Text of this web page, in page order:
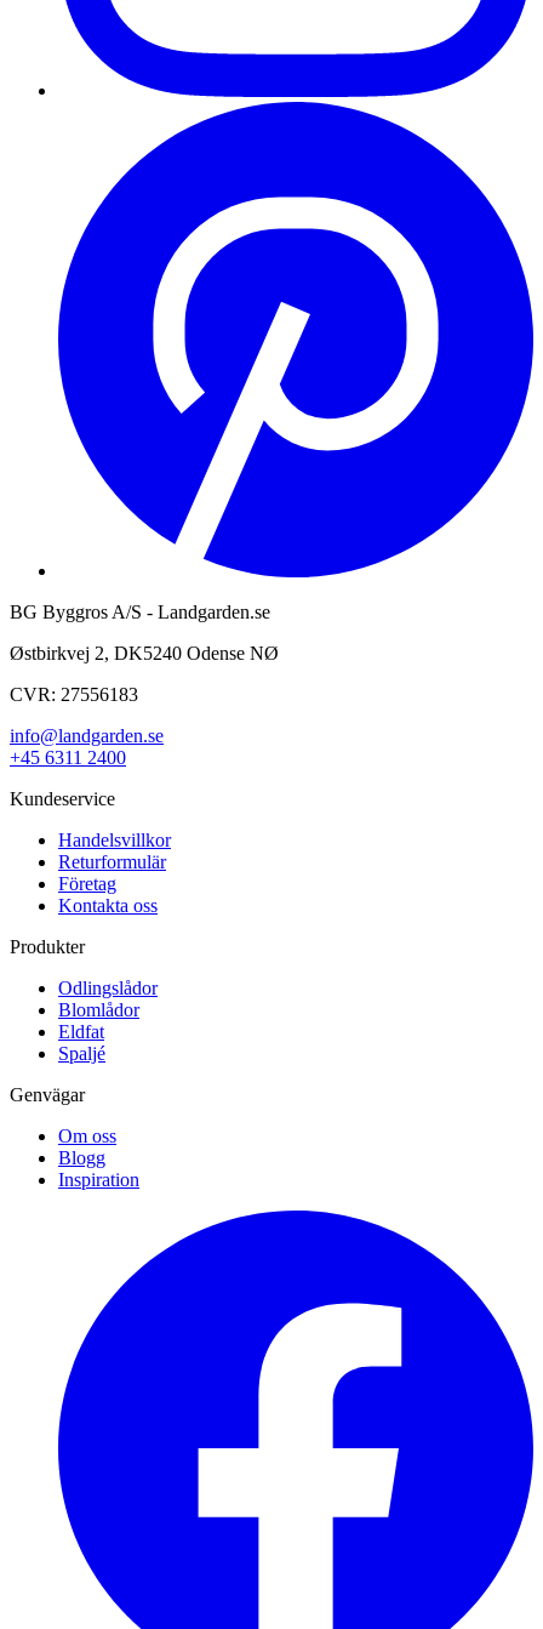
BG Byggros A/S - Landgarden.se
Østbirkvej 2, DK5240 Odense NØ
CVR: 27556183
info@landgarden.se
+45 6311 2400
Kundeservice
Handelsvillkor
Returformulär
Företag
Kontakta oss
Produkter
Odlingslådor
Blomlådor
Eldfat
Spaljé
Genvägar
Om oss
Blogg
Inspiration